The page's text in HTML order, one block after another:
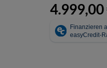
4.999,00